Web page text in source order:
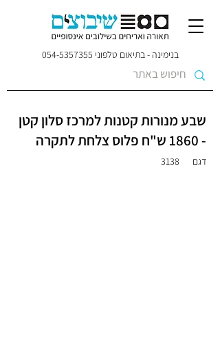
בנימינה - בתיאום טלפוני 054-5357355
שבע מנורות קטנות למרכז סלון קטן
- 1860 ש"ח פלוס צלחת לתקרה
דגם 3138